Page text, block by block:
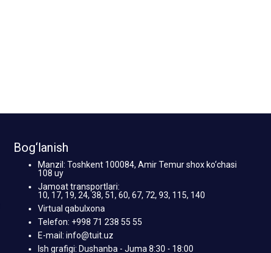
Bog‘lanish
Manzil: Toshkent 100084, Amir Temur shox ko‘chasi
108 uy
Jamoat transportlari:
10, 17, 19, 24, 38, 51, 60, 67, 72, 93, 115, 140
Virtual qabulxona
Telefon: +998 71 238 55 55
E-mail: info@tuit.uz
Ish grafigi: Dushanba - Juma 8:30 - 18:00